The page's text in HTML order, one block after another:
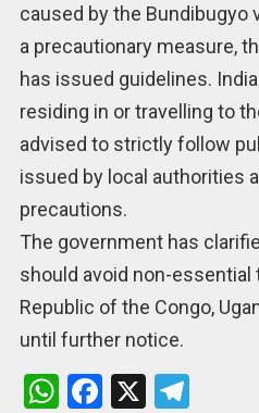
caused by the Bundibugyo
a precautionary measure,
has issued guidelines.
residing in or travelling to
advised to strictly follow
issued by local authorities
precautions.
The government has
should avoid non-
Republic of the Congo,
until further notice.
W F X T